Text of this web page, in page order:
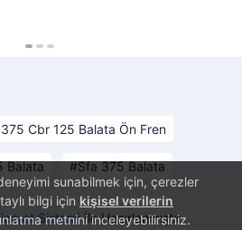
sunabilmek için, çerezler
bilgi için kişisel verilerin
metnini inceleyebilirsiniz.
Cbr 125 Balata Ön Fren
Balata Sfa 375 Balata
Sistemiİle Hazırlanmıştır.